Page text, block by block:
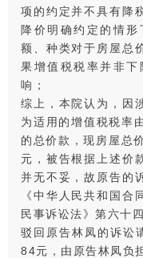
项的约定并不具有降
降价明确约定的情
额、种类对于房屋总
果增值税税率并非
响；
综上，本院认为，因
为适用的增值税税率
的总价款，现房屋总
元，被告根据上述价
并无不妥，故原告的
《中华人民共和国合
民事诉讼法》第六十
驳回原告林凤的诉讼
84元，由原告林凤负